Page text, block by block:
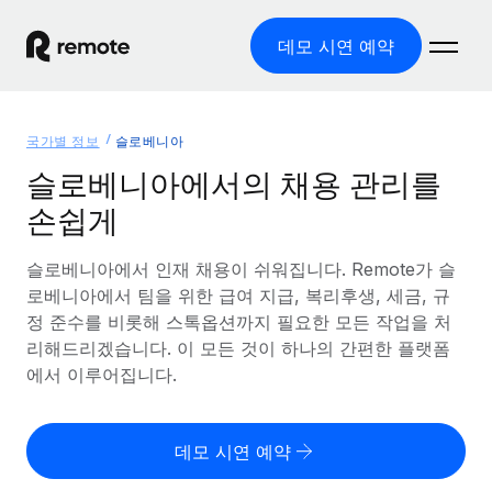
데모 시연 예약
글로벌 고용
글로벌 급여
규정을 준수하며 급여 지급을 손쉽게 처리
기록상 고용주(EOR)
법인 설립 비용 없이 전 세계로 사업을 확장
솔루션
글로벌 서비스 제공
국가별 정보
국가별 글로벌 채용 지원 알아보기
미국 주별 정보
Remote와 다른 솔루션 비교
다른 업체들과 비교해보기
리소스
도구 및 계산기
오분류 리스크 평가 도구
국가별 총 인건비 계산
요금
한국어
English
국가별 정보 슬로베니아
슬로베니아에서의 채용 관리를
손쉽게
슬로베니아에서 인재 채용이 쉬워집니다. Remote가 슬
로베니아에서 팀을 위한 급여 지급, 복리후생, 세금, 규
정 준수를 비롯해 스톡옵션까지 필요한 모든 작업을 처
리해드리겠습니다. 이 모든 것이 하나의 간편한 플랫폼
에서 이루어집니다.
데모 시연 예약